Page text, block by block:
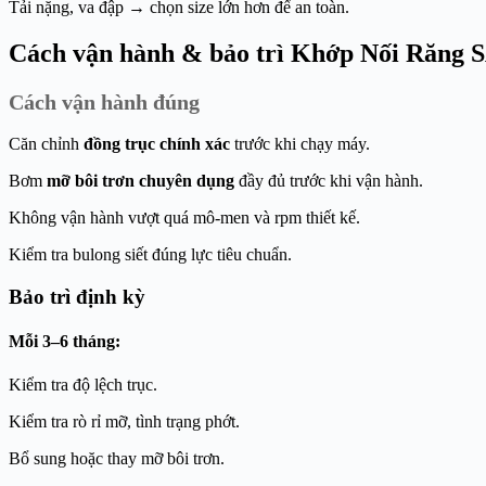
Tải nặng, va đập → chọn size lớn hơn để an toàn.
Cách vận hành & bảo trì Khớp Nối Răng
Cách vận hành đúng
Căn chỉnh đồng trục chính xác trước khi chạy máy.
Bơm mỡ bôi trơn chuyên dụng đầy đủ trước khi vận hành.
Không vận hành vượt quá mô-men và rpm thiết kế.
Kiểm tra bulong siết đúng lực tiêu chuẩn.
Bảo trì định kỳ
Mỗi 3–6 tháng:
Kiểm tra độ lệch trục.
Kiểm tra rò rỉ mỡ, tình trạng phớt.
Bổ sung hoặc thay mỡ bôi trơn.